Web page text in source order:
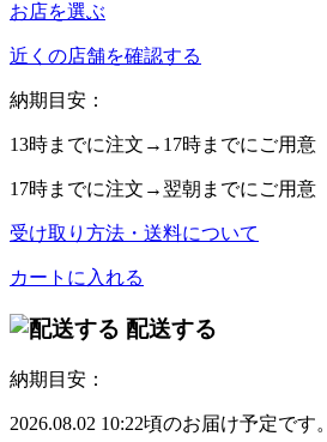
お店を選ぶ
近くの店舗を確認する
納期目安：
13時までに注文→ 17時までにご用意
17時までに注文→ 翌朝 までにご用意
受け取り方法・送料について
カートに入れる
配送する
納期目安：
2026.08.02 10:22頃のお届け予定です。